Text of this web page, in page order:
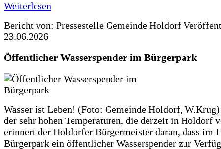
Weiterlesen
Bericht von: Pressestelle Gemeinde Holdorf
23.06.2026
Öffentlicher Wasserspender im Bürgerpark
Wasser ist Leben! (Foto: Gemeinde Holdorf,
der sehr hohen Temperaturen, die derzeit in Holdorf
erinnert der Holdorfer Bürgermeister daran, dass im
Bürgerpark ein öffentlicher Wasserspender zur